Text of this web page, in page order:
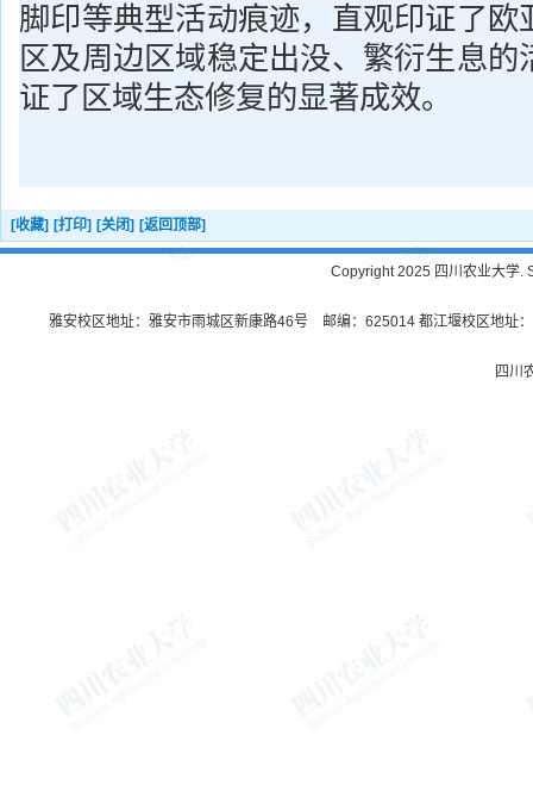
脚印等典型活动痕迹，直观印证了欧
区及周边区域稳定出没、繁衍生息的
证了区域生态修复的显著成效。
[收藏] [打印] [关闭] [返回顶部]
Copyright 2025 四川农业大学.
雅安校区地址：雅安市雨城区新康路46号 邮编：625014 都江堰校区地址
四川